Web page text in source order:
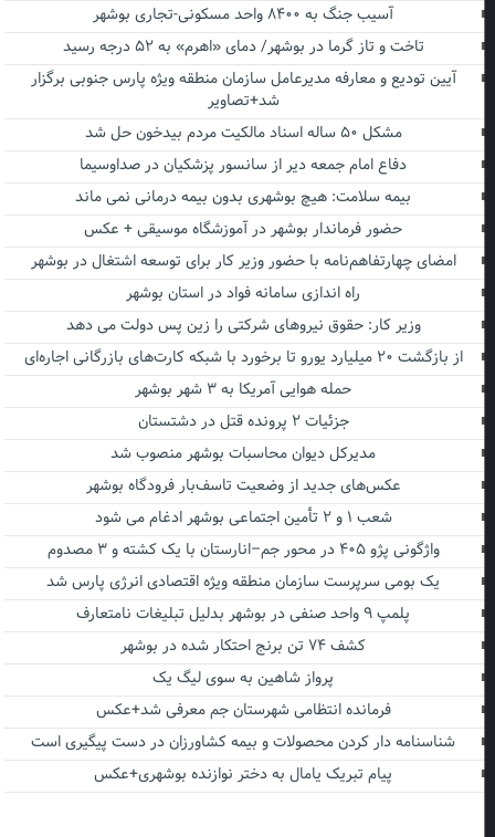
آسیب جنگ به ۸۴۰۰ واحد مسکونی-تجاری بوشهر
تاخت و تاز گرما در بوشهر/ دمای «اهرم» به ۵۲ درجه رسید
آیین تودیع و معارفه مدیرعامل سازمان منطقه ویژه پارس جنوبی برگزار
شد+تصاویر
مشکل ۵۰ ساله اسناد مالکیت مردم بیدخون حل شد
دفاع امام جمعه دیر از سانسور پزشکیان در صداوسیما
بیمه سلامت: هیچ بوشهری بدون بیمه درمانی نمی ماند
حضور فرماندار بوشهر در آموزشگاه موسیقی + عکس
امضای چهارتفاهم‌نامه با حضور وزیر کار برای توسعه اشتغال در بوشهر
راه اندازی سامانه فواد در استان بوشهر
وزیر کار: حقوق نیروهای شرکتی را زین پس دولت می دهد
از بازگشت ۲۰ میلیارد یورو تا برخورد با شبکه کارت‌های بازرگانی اجاره‌ای
حمله هوایی آمریکا به ۳ شهر بوشهر
جزئیات ۲ پرونده قتل در دشتستان
مدیرکل دیوان محاسبات بوشهر منصوب شد
عکس‌های جدید از وضعیت تاسف‌بار فرودگاه بوشهر
شعب ۱ و ۲ تأمین اجتماعی بوشهر ادغام می شود
واژگونی پژو ۴۰۵ در محور جم–انارستان با یک کشته و ۳ مصدوم
یک بومی سرپرست سازمان منطقه ویژه اقتصادی انرژی پارس شد
پلمپ ۹ واحد صنفی در بوشهر بدلیل تبلیغات نامتعارف
کشف ۷۴ تن برنج احتکار شده در بوشهر
پرواز شاهین به سوی لیگ یک
فرمانده انتظامی شهرستان جم معرفی شد+عکس
شناسنامه دار کردن محصولات و بیمه کشاورزان در دست پیگیری است
پیام تبریک یامال به دختر نوازنده بوشهری+عکس